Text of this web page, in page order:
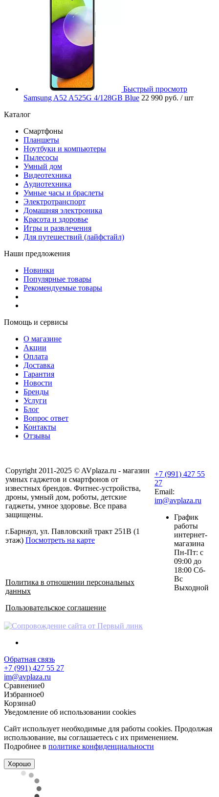
Быстрый просмотр
Samsung A52 A525G 4/128GB Blue 22 990 руб. / шт
Каталог
Смартфоны
Планшеты
Ноутбуки и компьютеры
Пылесосы
Умный дом
Видеотехника
Аудиотехника
Умные часы и браслеты
Электротранспорт
Домашняя электроника
Красота и здоровье
Игры и развлечения
Для путешествий (лайфстайл)
Наши предложения
Новинки
Популярные товары
Рекомендуемые товары
Помощь и сервисы
О магазине
Акции
Оплата
Доставка
Гарантия
Новости
Бренды
Услуги
Блог
Вопрос ответ
Контакты
Отзывы
Copyright 2011-2025 © AVplaza.ru - магазин
умных гаджетов и смартфонов от
известных брендов. Фитнес-устройства,
дроны, умный дом, роботы, детские
гаджеты, умное здоровье. Все права
защищены.
г.Барнаул, ул. Павловский тракт 251В (1
этаж) Посмотреть на карте
Политика в отношении персональных
данных
Пользовательское соглашение
+7 (991) 427 55
27
Email:
im@avplaza.ru
График
работы
интернет-
магазина
Пн-Пт: с
09:00 до
18:00 Сб-
Вс
Выходной
Обратная связь
+7 (991) 427 55 27
im@avplaza.ru
Сравнение0
Избранное0
Корзина0
Уведомление об использовании cookies
Сайт использует необходимые для работы cookies. Продолжая
использование, вы соглашаетесь с их применением.
Подробнее в политике конфиденциальности
Хорошо